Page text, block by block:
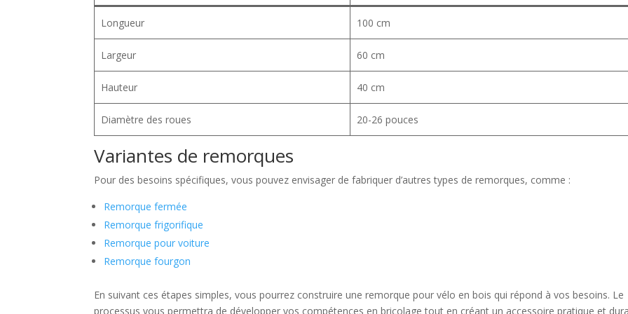
Longueur 100 cm
Largeur 60 cm
Hauteur 40 cm
Diamètre des roues 20-26 pouces
Variantes de remorques
Pour des besoins spécifiques, vous pouvez envisager de fabriquer d’autres types de remorques, comme :
Remorque fermée
Remorque frigorifique
Remorque pour voiture
Remorque fourgon
En suivant ces étapes simples, vous pourrez construire une remorque pour vélo en bois qui répond à vos besoins. Le
processus vous permettra de développer vos compétences en bricolage tout en créant un accessoire pratique et